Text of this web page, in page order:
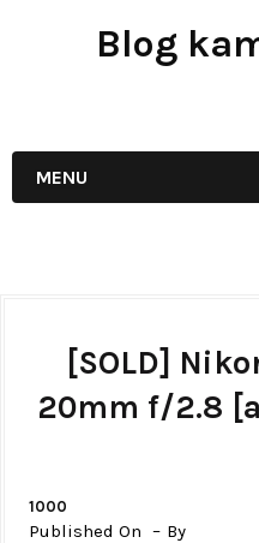
Blog
MENU
[SOLD]
20mm f/2.8
1000
Published On By